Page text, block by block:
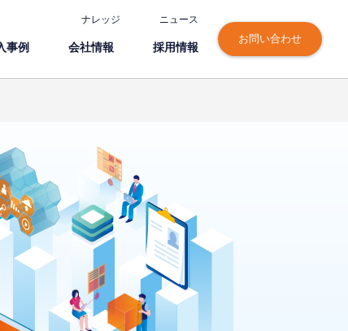
ナレッジ ニュース
事例 会社情報 採⽤情報
お問い合わせ